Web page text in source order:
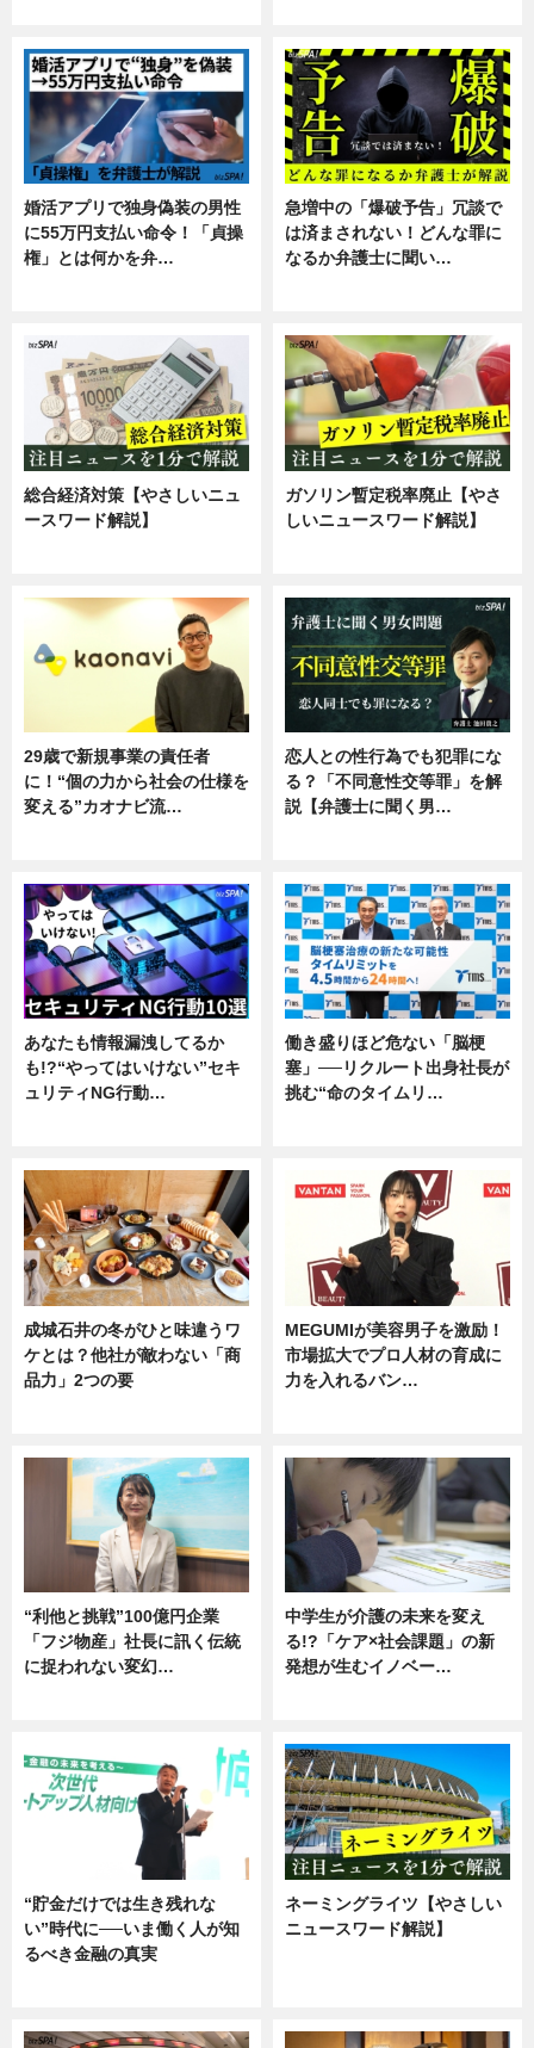
婚活アプリで独身偽装の男性
に55万円支払い命令！「貞操
権」とは何かを弁…
急増中の「爆破予告」冗談で
は済まされない！どんな罪に
なるか弁護士に聞い…
総合経済対策【やさしいニュ
ースワード解説】
ガソリン暫定税率廃止【やさ
しいニュースワード解説】
29歳で新規事業の責任者
に！“個の力から社会の仕様を
変える”カオナビ流…
恋人との性行為でも犯罪にな
る？「不同意性交等罪」を解
説【弁護士に聞く男…
あなたも情報漏洩してるか
も!?“やってはいけない”セキ
ュリティNG行動…
働き盛りほど危ない「脳梗
塞」──リクルート出身社長が
挑む“命のタイムリ…
成城石井の冬がひと味違うワ
ケとは？他社が敵わない「商
品力」2つの要
MEGUMIが美容男子を激励！
市場拡大でプロ人材の育成に
力を入れるバン…
“利他と挑戦”100億円企業
「フジ物産」社長に訊く伝統
に捉われない変幻…
中学生が介護の未来を変え
る!?「ケア×社会課題」の新
発想が生むイノベー…
“貯金だけでは生き残れな
い”時代に──いま働く人が知
るべき金融の真実
ネーミングライツ【やさしい
ニュースワード解説】